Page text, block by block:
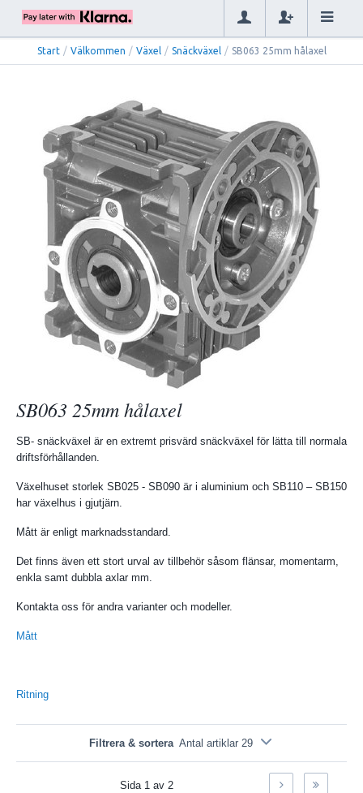
Start / Välkommen / Växel / Snäckväxel / SB063 25mm hålaxel
SB063 25mm hålaxel
SB- snäckväxel är en extremt prisvärd snäckväxel för lätta till normala
driftsförhållanden.
Växelhuset storlek SB025 - SB090 är i aluminium och SB110 – SB150
har växelhus i gjutjärn.
Mått är enligt marknadsstandard.
Det finns även ett stort urval av tillbehör såsom flänsar, momentarm,
enkla samt dubbla axlar mm.
Kontakta oss för andra varianter och modeller.
Mått
Ritning
Filtrera & sortera Antal artiklar 29
Sida 1 av 2